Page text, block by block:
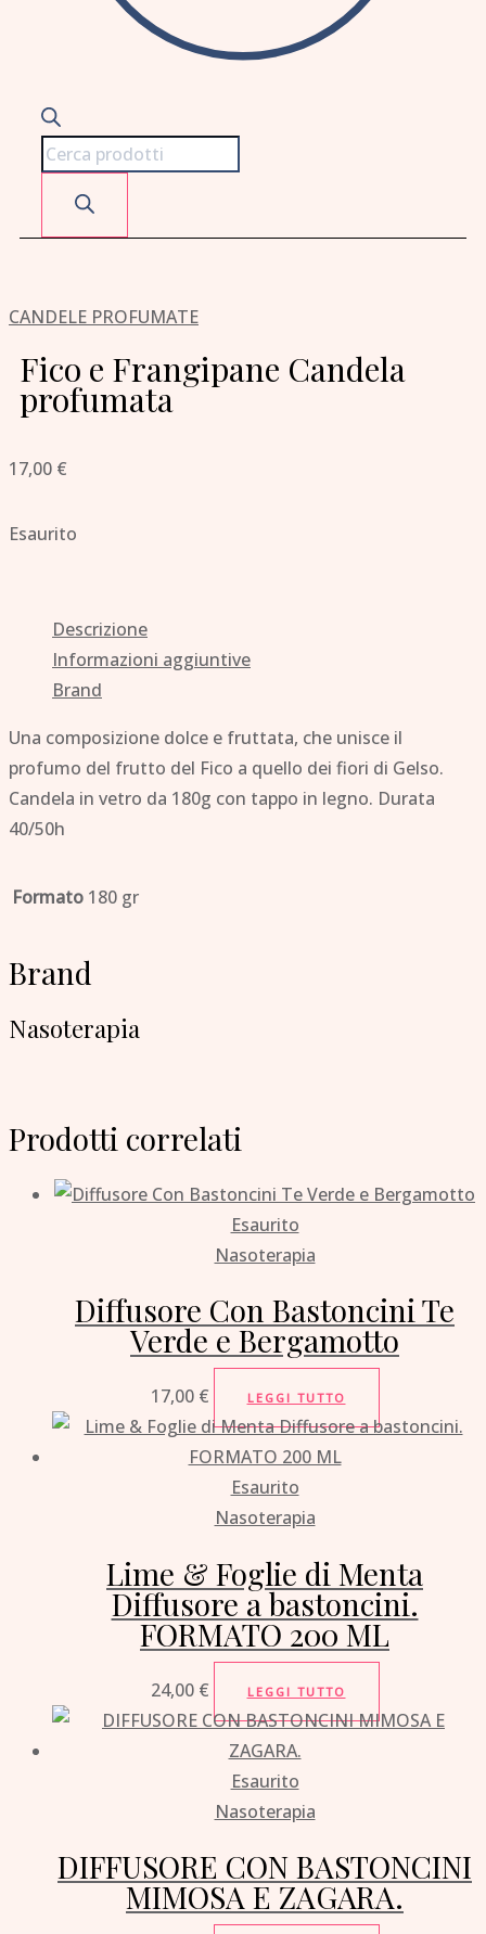
CANDELE PROFUMATE
Fico e Frangipane Candela
profumata
17,00 €
Esaurito
Descrizione
Informazioni aggiuntive
Brand
Una composizione dolce e fruttata, che unisce il
profumo del frutto del Fico a quello dei fiori di Gelso.
Candela in vetro da 180g con tappo in legno. Durata
40/50h
Formato 180 gr
Brand
Nasoterapia
Prodotti correlati
Esaurito
Nasoterapia
Diffusore Con Bastoncini Te
Verde e Bergamotto
17,00 € LEGGI TUTTO
Esaurito
Nasoterapia
Lime & Foglie di Menta
Diffusore a bastoncini.
FORMATO 200 ML
24,00 € LEGGI TUTTO
Esaurito
Nasoterapia
DIFFUSORE CON BASTONCINI
MIMOSA E ZAGARA.